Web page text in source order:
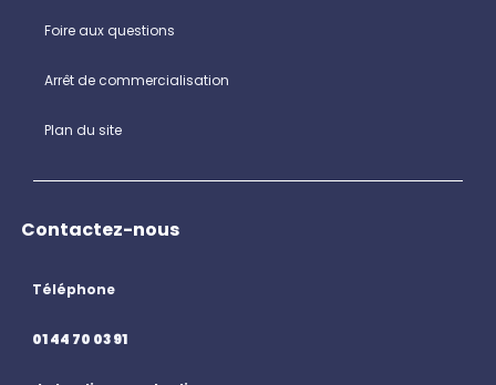
Foire aux questions
Arrêt de commercialisation
Plan du site
Contactez-nous
Téléphone
01 44 70 03 91